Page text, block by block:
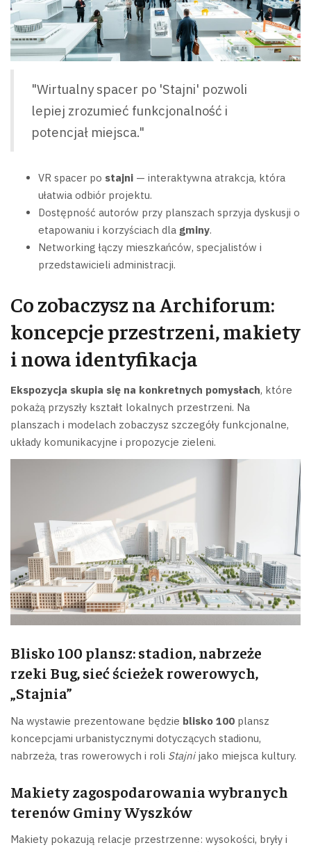
"Wirtualny spacer po 'Stajni' pozwoli
lepiej zrozumieć funkcjonalność i
potencjał miejsca."
VR spacer po stajni — interaktywna atrakcja, która
ułatwia odbiór projektu.
Dostępność autorów przy planszach sprzyja dyskusji o
etapowaniu i korzyściach dla gminy.
Networking łączy mieszkańców, specjalistów i
przedstawicieli administracji.
Co zobaczysz na Archiforum:
koncepcje przestrzeni, makiety
i nowa identyfikacja
Ekspozycja skupia się na konkretnych pomysłach, które
pokażą przyszły kształt lokalnych przestrzeni. Na
planszach i modelach zobaczysz szczegóły funkcjonalne,
układy komunikacyjne i propozycje zieleni.
Blisko 100 plansz: stadion, nabrzeże
rzeki Bug, sieć ścieżek rowerowych,
„Stajnia”
Na wystawie prezentowane będzie blisko 100 plansz
koncepcjami urbanistycznymi dotyczących stadionu,
nabrzeża, tras rowerowych i roli Stajnijako miejsca kultury.
Makiety zagospodarowania wybranych
terenów Gminy Wyszków
Makiety pokazują relacje przestrzenne: wysokości, bryły i